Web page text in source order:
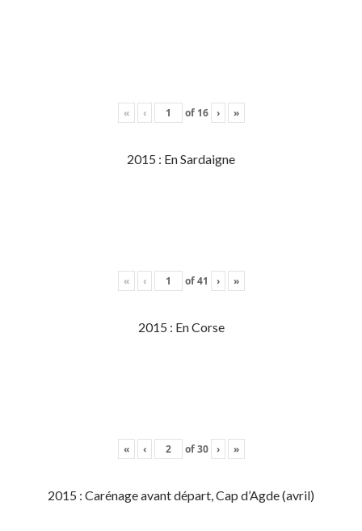
« ‹ of 16 › »
2015 : En Sardaigne
« ‹ of41 › »
2015 : En Corse
« ‹ of30 › »
2015 : Carénage avant départ, Cap d’Agde (avril)